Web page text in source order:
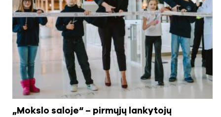
„Mokslo saloje“ – pirmųjų lankytojų